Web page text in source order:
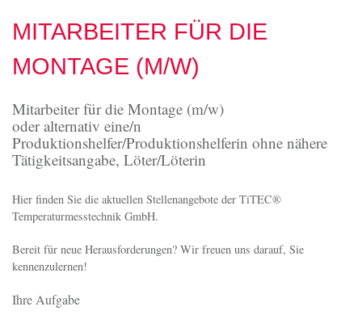
MITARBEITER FÜR DIE
MONTAGE (M/W)
Mitarbeiter für die Montage (m/w)
oder alternativ eine/n
Produktionshelfer/Produktionshelferin ohne nähere
Tätigkeitsangabe, Löter/Löterin
Hier finden Sie die aktuellen Stellenangebote der TiTEC®
Temperaturmesstechnik GmbH.
Bereit für neue Herausforderungen? Wir freuen uns darauf, Sie
kennenzulernen!
Ihre Aufgabe